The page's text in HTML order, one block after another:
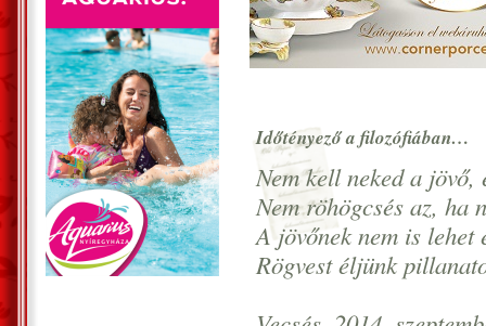
Időtényező a filozófiában…
Nem kell neked a
Nem röhögcsés az, ha
A jövőnek nem is
Rögvest éljünk